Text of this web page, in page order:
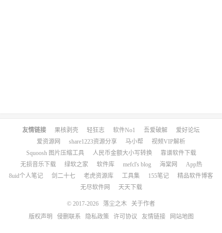
友情链接 果核剥壳 轻狂志 软件No1 吾爱破解
爱好论坛
爱资源网
share1223资源分享 马小帮
视频VIP解析
Squoosh 图片压缩工具
人民币金额大小写转换
靠谱软件下载
无损音乐下载
绿软之家 软件库 mefcl's blog 海棠网
App热
8uid个人笔记
剑二十七 老虎资源库 工具集 155笔记
精品软件博客
无尽软件网
天天下载
© 2017-2026 落尘之木
关于作者
版权声明
侵删联系 隐私政策 许可协议 友情链接 网站地图